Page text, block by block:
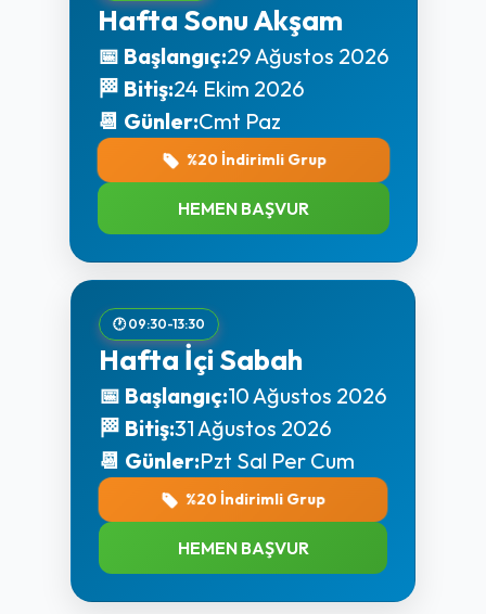
Hafta Sonu Akşam
📅 Başlangıç:29 Ağustos 2026
🏁 Bitiş:24 Ekim 2026
📆 Günler:Cmt Paz
%20 İndirimli Grup
HEMEN BAŞVUR
🕐 09:30-13:30
Hafta İçi Sabah
📅 Başlangıç:10 Ağustos 2026
🏁 Bitiş:31 Ağustos 2026
📆 Günler:Pzt Sal Per Cum
%20 İndirimli Grup
HEMEN BAŞVUR